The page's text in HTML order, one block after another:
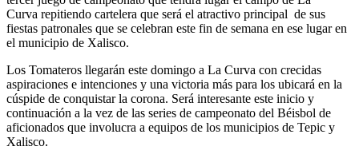
Curva repitiendo cartelera que será el atractivo principal de sus
fiestas patronales que se celebran este fin de semana en ese lugar en
el municipio de Xalisco.
Los Tomateros llegarán este domingo a La Curva con crecidas
aspiraciones e intenciones y una victoria más para los ubicará en la
cúspide de conquistar la corona. Será interesante este inicio y
continuación a la vez de las series de campeonato del Béisbol de
aficionados que involucra a equipos de los municipios de Tepic y
Xalisco.